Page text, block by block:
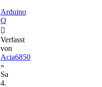
Arduino
Q
Verfasst
von
Acia6850
»
Sa
4.